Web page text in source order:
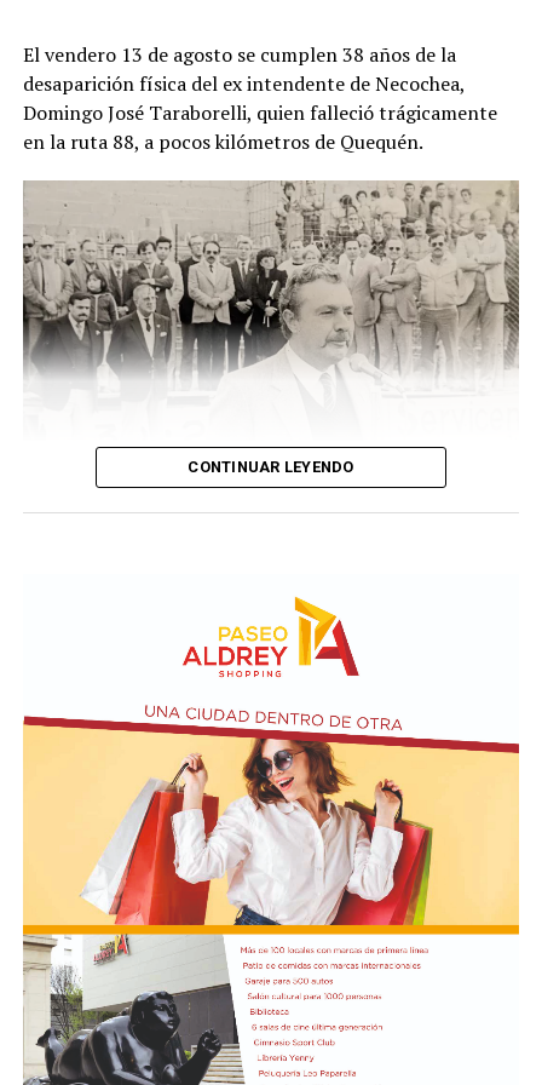
cuando un hombre que recorría la zona junto a sus
perros advirtió una bolsa ubicada junto a una zanja.
Alertado por el comportamiento de los animales, se
acercó y comprobó que contenía restos humanos. DIB
El vendero 13 de agosto se cumplen 38 años de la
desaparición física del ex intendente de Necochea,
Domingo José Taraborelli, quien falleció trágicamente
en la ruta 88, a pocos kilómetros de Quequén.
El vendero 13 de agosto se cumplen 38 años de la
desaparición física del ex intendente de Necochea,
en la ruta 88, a pocos kilómetros de Quequén.
Junto con el intendente de Necochea habían muerto
tres docentes que, luego se supo, habían subido a su
automóvil pocos kilómetros antes, donde se hallaban
haciendo dedo. La colisión frontal resultó letal: sólo
sobrevivió el chofer del camión.
El hall del Palacio Comunal fue el lugar donde velaron
sus restos y ante el cual desfiló todo el arco político de
aquel momento, incluyendo a la camada de jóvenes que
habían dado sus primeros pasos en el peronismo, bajo
el liderazgo de “Coco” Taraborelli como conductor. Y el
CONTINUAR LEYENDO